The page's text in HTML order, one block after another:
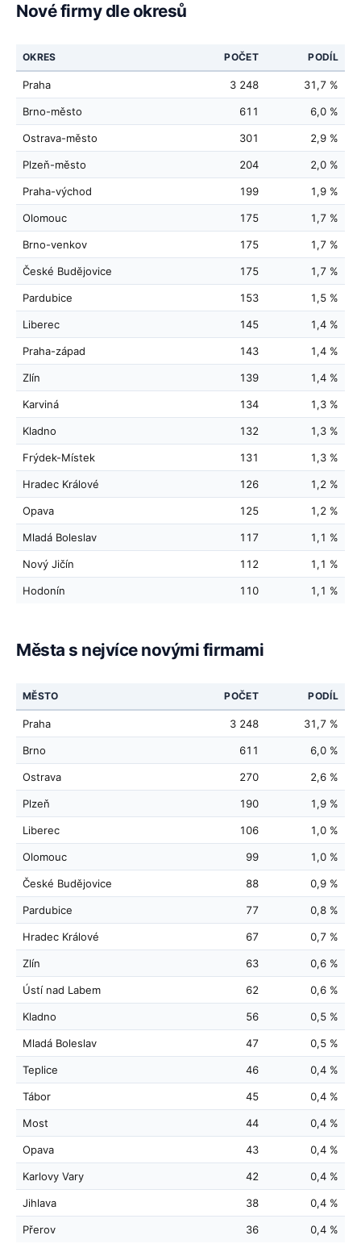
Nové firmy dle okresů
OKRES POČET PODÍL
Praha 3 248 31,7 %
Brno-město 611 6,0 %
Ostrava-město 301 2,9 %
Plzeň-město 204 2,0 %
Praha-východ 199 1,9 %
Olomouc 175 1,7 %
Brno-venkov 175 1,7 %
České Budějovice 175 1,7 %
Pardubice 153 1,5 %
Liberec 145 1,4 %
Praha-západ 143 1,4 %
Zlín 139 1,4 %
Karviná 134 1,3 %
Kladno 132 1,3 %
Frýdek-Místek 131 1,3 %
Hradec Králové 126 1,2 %
Opava 125 1,2 %
Mladá Boleslav 117 1,1 %
Nový Jičín 112 1,1 %
Hodonín 110 1,1 %
Města s nejvíce novými firmami
MĚSTO POČET PODÍL
Praha 3 248 31,7 %
Brno 611 6,0 %
Ostrava 270 2,6 %
Plzeň 190 1,9 %
Liberec 106 1,0 %
Olomouc 99 1,0 %
České Budějovice 88 0,9 %
Pardubice 77 0,8 %
Hradec Králové 67 0,7 %
Zlín 63 0,6 %
Ústí nad Labem 62 0,6 %
Kladno 56 0,5 %
Mladá Boleslav 47 0,5 %
Teplice 46 0,4 %
Tábor 45 0,4 %
Most 44 0,4 %
Opava 43 0,4 %
Karlovy Vary 42 0,4 %
Jihlava 38 0,4 %
Přerov 36 0,4 %